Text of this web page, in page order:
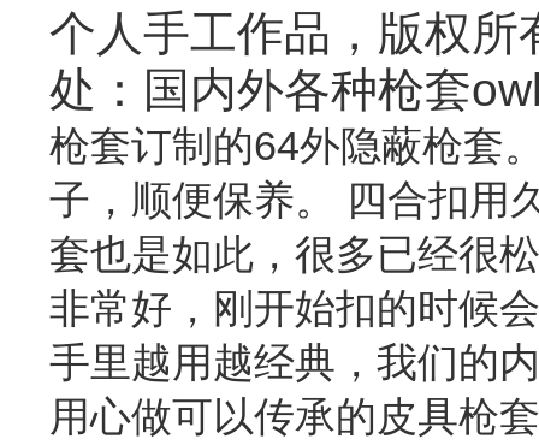
个人手工作品，版权
处：国内外各种枪套
枪套订制的64外隐蔽枪套
子，顺便保养。 四合扣用
套也是如此，很多已经很
非常好，刚开始扣的时候
手里越用越经典，我们的
用心做可以传承的皮具枪